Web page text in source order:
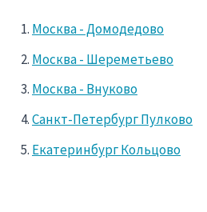
Москва - Домодедово
Москва - Шереметьево
Москва - Внуково
Санкт-Петербург Пулково
Екатеринбург Кольцово